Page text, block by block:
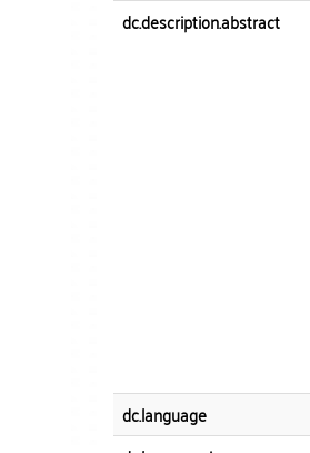
dc.description.abstract
dc.language